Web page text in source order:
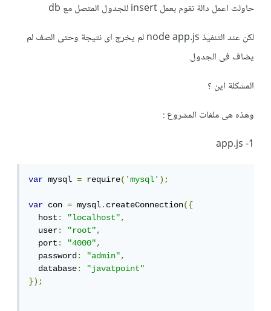
حاولت اعمل دالة تقوم بعمل insert للجدول المتصل مع db
لكن عند التنفيذ node app.js لم يخرج اى نتيجة وحتى الصف لم
يضاف فى الجدول
المشكلة اين ؟
وهذه هى ملفات المشروع :
1- app.js
var mysql = require('mysql');
var con = mysql.createConnection({
  host
: "localhost",
  user
: "root",
  port
: "4000",
  password
: "admin",
  database
:
"javatpoint"
});